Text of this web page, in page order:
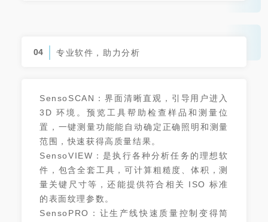
04 专业软件，助力分析
SensoSCAN：界面清晰直观，引导用户进入
3D 环境。预览工具帮助检查样品和测量位
置，一键测量功能能自动确定正确照明和测量
范围，快速获得高质量结果。
SensoVIEW：是执行各种分析任务的理想软
件，包含全套工具，可计算粗糙度、体积，测
量关键尺寸等，还能提供符合相关 ISO 标准
的表面纹理参数。
SensoPRO：让生产线快速质量控制变得简